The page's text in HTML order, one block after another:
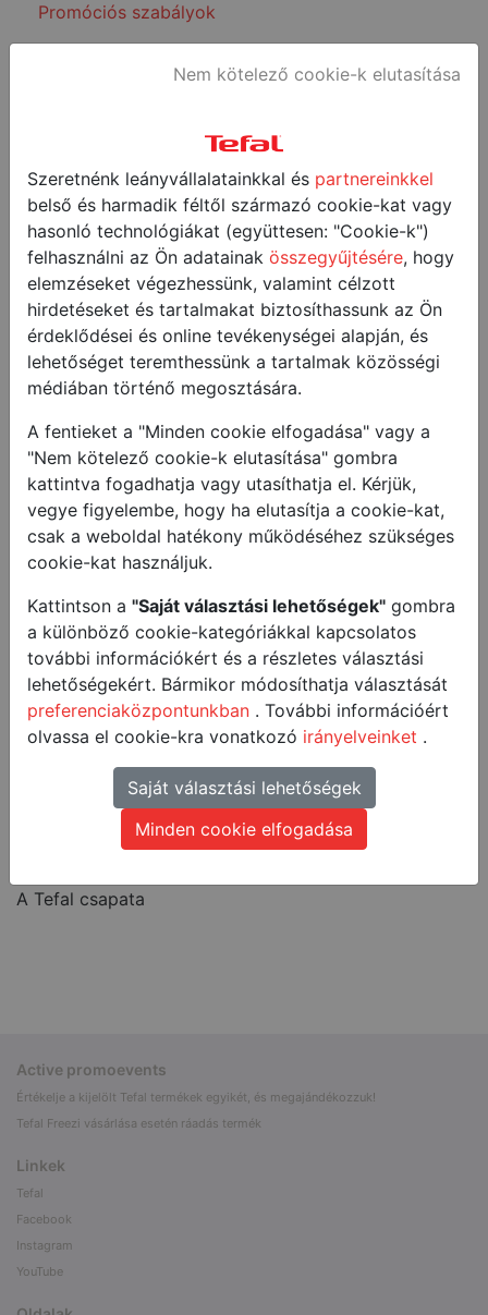
Promóciós szabályok
Vásároljon Tefal Freezi
regisztráljon az első 50
vásárló között az
ajándékcsomagért!
Az ajándékcsomag tartalma:
6 db-os szívószál készlet
ÉS
A promóció2026.06.22. és 2026.08.31. között,
illetve az 50 db-os készlet erejéig érvényes.
Felhívjuk vásárlóink figyelmét, hogy a ráadás
termék(ek)re kizárólag azok a vásárlók jogosultak,
akik a vásárlást követően nem élnek az elállási vagy
visszaküldési jogukkal. Amennyiben a vásárló a
promóció keretében történő számlafeltöltést követően
a vásárolt terméket részben vagy egészben
visszaküldi, a ráadás termékre való jogosultság
automatikusan megszűnik, és a ráadás termék (vagy
annak ellenértéke) visszakövetelhető.
További információért töltse le a promóciós
feltételeket, vagy keresse ügyfélszolgálatunkat
promo-tefal-hu@e-commerce-business.cz
A Tefal csapata
Active promoevents
Értékelje a kijelölt Tefal termékek egyikét, és megajándékozzuk!
Tefal Freezi vásárlása esetén ráadás termék
Linkek
Tefal
Facebook
Instagram
YouTube
Nem kötelező cookie-k elutasítása
Szeretnénk leányvállalatainkkal és partnereinkkel
belső és harmadik féltől származó cookie-kat vagy
hasonló technológiákat (együttesen: "Cookie-k")
felhasználni az Ön adatainak összegyűjtésére, hogy
elemzéseket végezhessünk, valamint célzott
hirdetéseket és tartalmakat biztosíthassunk az Ön
érdeklődései és online tevékenységei alapján, és
lehetőséget teremthessünk a tartalmak közösségi
médiában történő megosztására.
A fentieket a "Minden cookie elfogadása" vagy a
"Nem kötelező cookie-k elutasítása" gombra
kattintva fogadhatja vagy utasíthatja el. Kérjük,
vegye figyelembe, hogy ha elutasítja a cookie-kat,
csak a weboldal hatékony működéséhez szükséges
cookie-kat használjuk.
Kattintson a "Saját választási lehetőségek" gombra
a különböző cookie-kategóriákkal kapcsolatos
további információkért és a részletes választási
lehetőségekért. Bármikor módosíthatja választását
preferenciaközpontunkban . További információért
olvassa el cookie-kra vonatkozó irányelveinket .
Saját választási lehetőségek
Minden cookie elfogadása